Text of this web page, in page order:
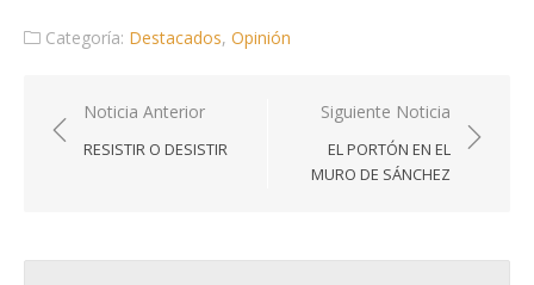
Categoría: Destacados, Opinión
Navegación
de
Noticia Anterior
RESISTIR O DESISTIR
Siguiente Noticia
EL PORTÓN EN EL
MURO DE SÁNCHEZ